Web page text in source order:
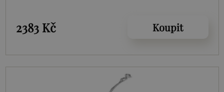
2383 Kč Koupit